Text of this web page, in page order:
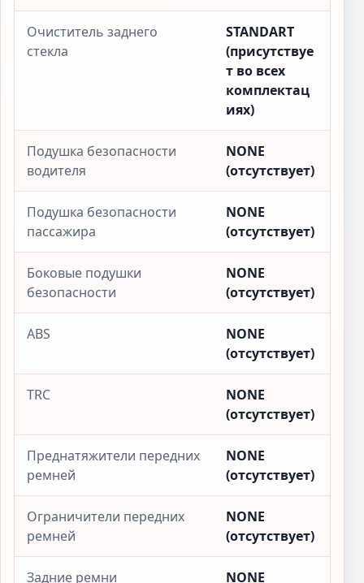
Очиститель заднего
стекла
STANDART
(присутствуе
т во всех
комплектац
иях)
Подушка безопасности
водителя
NONE
(отсутствует)
Подушка безопасности
пассажира
NONE
(отсутствует)
Боковые подушки
безопасности
NONE
(отсутствует)
ABS
NONE
(отсутствует)
TRC
NONE
(отсутствует)
Преднатяжители передних
ремней
NONE
(отсутствует)
Ограничители передних
ремней
NONE
(отсутствует)
Задние ремни NONE